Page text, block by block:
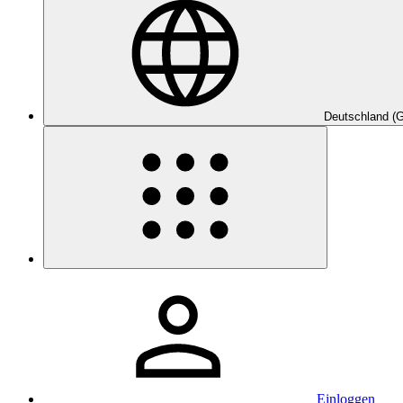
Deutschland
Einloggen